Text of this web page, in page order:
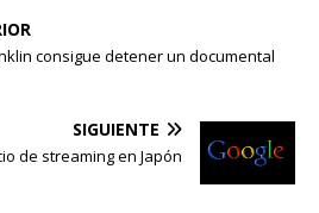
consigue detener un documental
SIGUIENTE
de streaming en Japón